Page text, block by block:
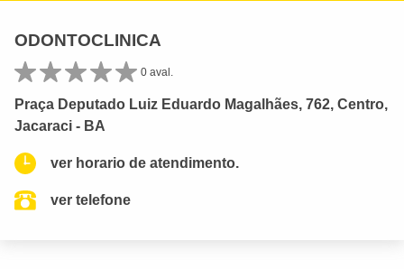
ODONTOCLINICA
0 aval.
Praça Deputado Luiz Eduardo Magalhães, 762, Centro,
Jacaraci - BA
ver horario de atendimento.
ver telefone